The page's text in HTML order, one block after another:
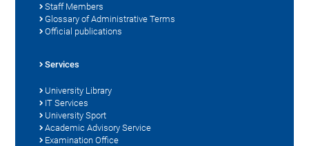
Staff Members
Glossary of Administrative Terms
Official publications
Services
University Library
IT Services
University Sport
Academic Advisory Service
Examination Office